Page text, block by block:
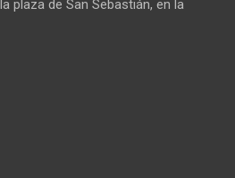
plaza de San Sebastián, en la